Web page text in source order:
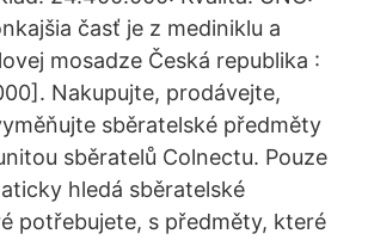
časť je z mediniklu a
mosadze Česká republika :
Nakupujte, prodávejte,
sběratelské předměty
sběratelů Colnectu. Pouze
hledá sběratelské
potřebujete, s předměty, které